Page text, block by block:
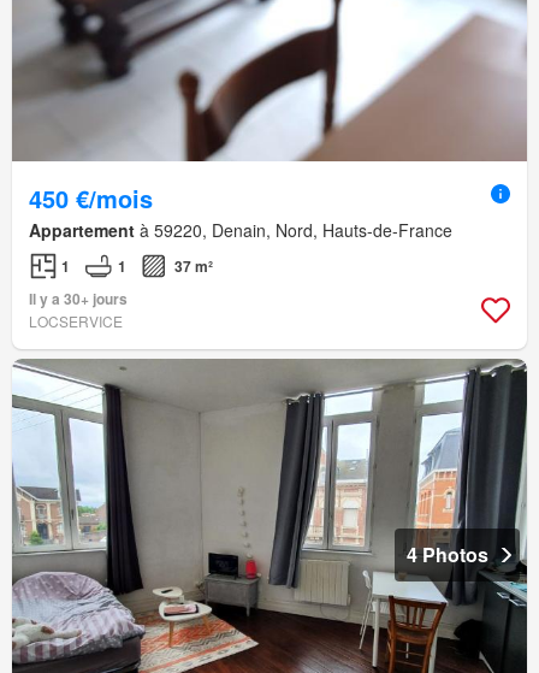
450 €/mois
Appartement à 59220, Denain, Nord, Hauts-de-France
1 1
37 m²
Il y a 30+ jours
LOCSERVICE
4 Photos